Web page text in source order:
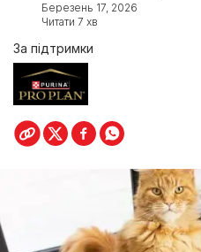
Березень 17, 2026
Читати 7 хв
За підтримки